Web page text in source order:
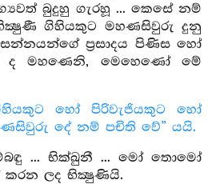
බුදුහු ගැරහූ ... කෙසේ නම්
ගිහියකුට මහණසිවුරු දුනු
ප්‍රසාදය පිණිස හෝ
ද මහණෙනි, මෙහෙණෝ මේ
හෝ පිරිවැජියකුට හෝ
දේ නම් පචිති වේ” යයි.
... භික්ඛුනී ... මෝ තොමෝ
කරන ලද භික්‍ෂුණියි.